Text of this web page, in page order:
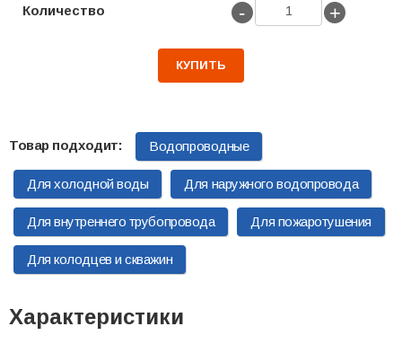
Количество - +
КУПИТЬ
Водопроводные
Для холодной воды Для наружного водопровода
Для внутреннего трубопровода Для пожаротушения
Для колодцев и скважин
Характеристики